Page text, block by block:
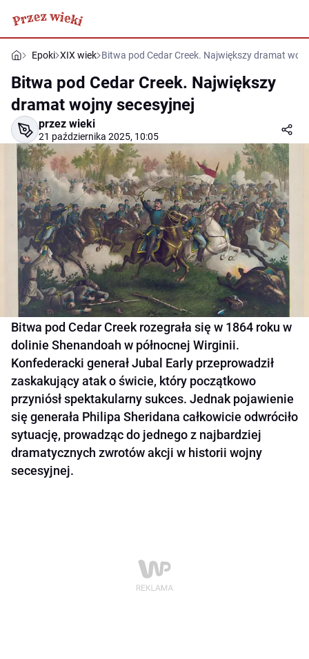
Epoki XIX wiek Bitwa pod Cedar Creek. Największy dramat
Bitwa pod Cedar Creek. Największy
dramat wojny secesyjnej
przez wieki
21 października 2025, 10:05
Bitwa pod Cedar Creek rozegrała się w 1864 roku w
dolinie Shenandoah w północnej Wirginii.
Konfederacki generał Jubal Early przeprowadził
zaskakujący atak o świcie, który początkowo
przyniósł spektakularny sukces. Jednak pojawienie
się generała Philipa Sheridana całkowicie odwróciło
sytuację, prowadząc do jednego z najbardziej
dramatycznych zwrotów akcji w historii wojny
secesyjnej.